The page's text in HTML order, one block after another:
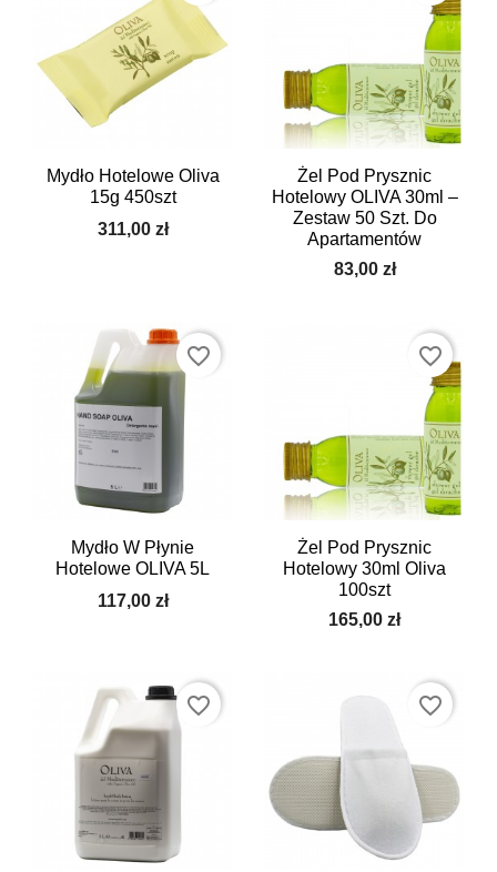
Mydło Hotelowe Oliva
15g 450szt
311,00 zł
Żel Pod Prysznic
Hotelowy OLIVA 30ml –
Zestaw 50 Szt. Do
Apartamentów
83,00 zł
Mydło W Płynie
Hotelowe OLIVA 5L
117,00 zł
favorite_border
Żel Pod Prysznic
Hotelowy 30ml Oliva
100szt
165,00 zł
favorite_border
favorite_border favorite_border